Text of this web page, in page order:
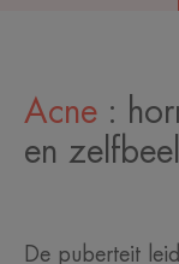
Acne :
en
De puberteit